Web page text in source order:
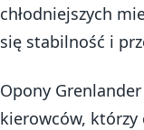
chłodniejszych
się stabilność i
Opony
kierowców, którzy